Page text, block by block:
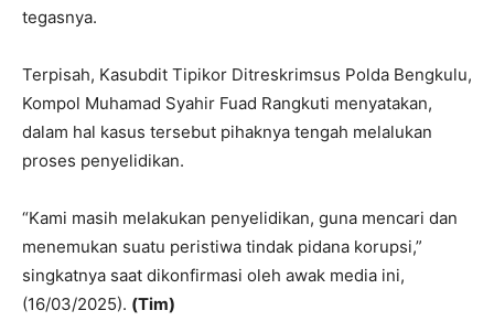
tegasnya.
Terpisah, Kasubdit Tipikor Ditreskrimsus Polda Bengkulu,
Kompol Muhamad Syahir Fuad Rangkuti menyatakan,
dalam hal kasus tersebut pihaknya tengah melalukan
proses penyelidikan.
“Kami masih melakukan penyelidikan, guna mencari dan
menemukan suatu peristiwa tindak pidana korupsi,”
singkatnya saat dikonfirmasi oleh awak media ini,
(16/03/2025). (Tim)